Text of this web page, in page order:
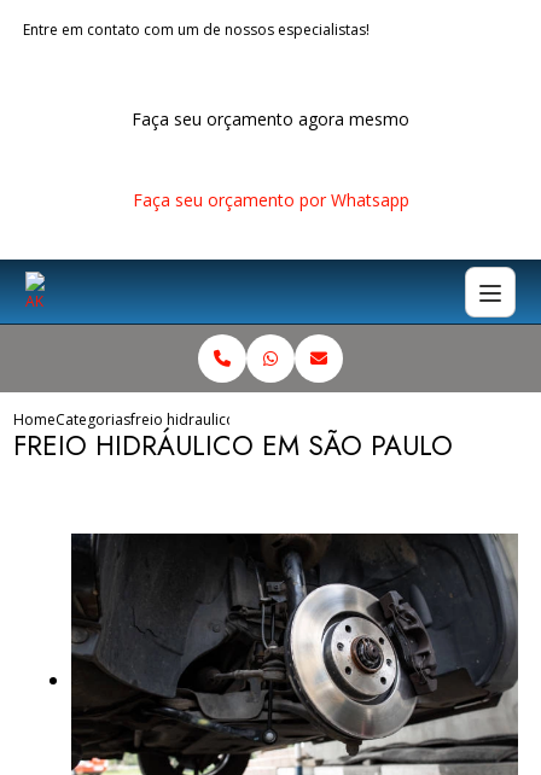
Entre em contato com um de nossos especialistas!
Faça seu orçamento agora mesmo
Faça seu orçamento por Whatsapp
HomeCategoriasfreio hidraulico sao paulo
FREIO HIDRÁULICO EM SÃO PAULO